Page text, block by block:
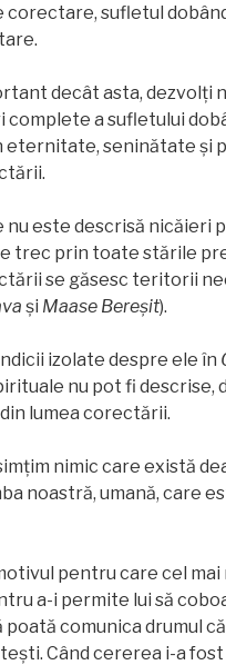
corectare, sufletul
decât asta, dezvolţi
complete a sufletului
eternitate, seninătate și
nu este descrisă nicăieri
trec prin toate stările
se găsesc teritorii
și Maase Bereşit).
izolate despre ele în
nu pot fi descrise,
lumea corectării.
nimic care există
noastră, umană, care
pentru care cel mai
a-i permite lui să
poată comunica drumul
Când cererea i-a